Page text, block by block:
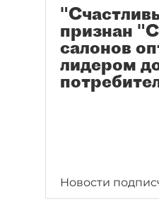
признан
салонов
лидером
Новости